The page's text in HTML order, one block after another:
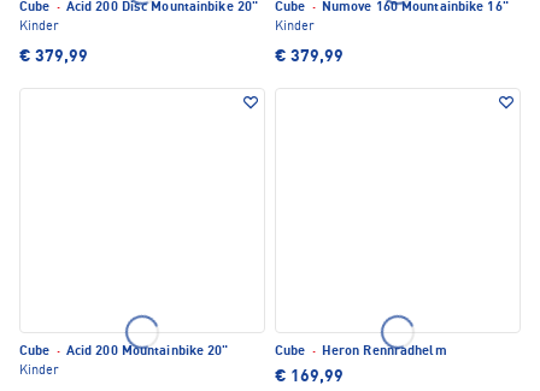
Cube · Acid 200 Disc Mountainbike 20"
Kinder
€ 379,99
Cube · Numove 160 Mountainbike 16"
Kinder
€ 379,99
Cube · Acid 200 Mountainbike 20"
Kinder
Cube · Heron Rennradhelm
€ 169,99